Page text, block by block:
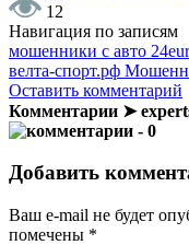
12
Навигация по записям
мошенники с авто
велта-спорт.рф
Оставить комментарий
Комментарии ➤
- 0
Добавить
Ваш e-mail не будет
помечены *